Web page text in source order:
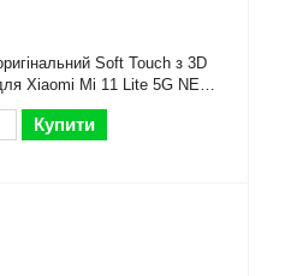
Soft Touch з 3D
Xiaomi Mi 11 Lite 5G NE
камери)
Купити